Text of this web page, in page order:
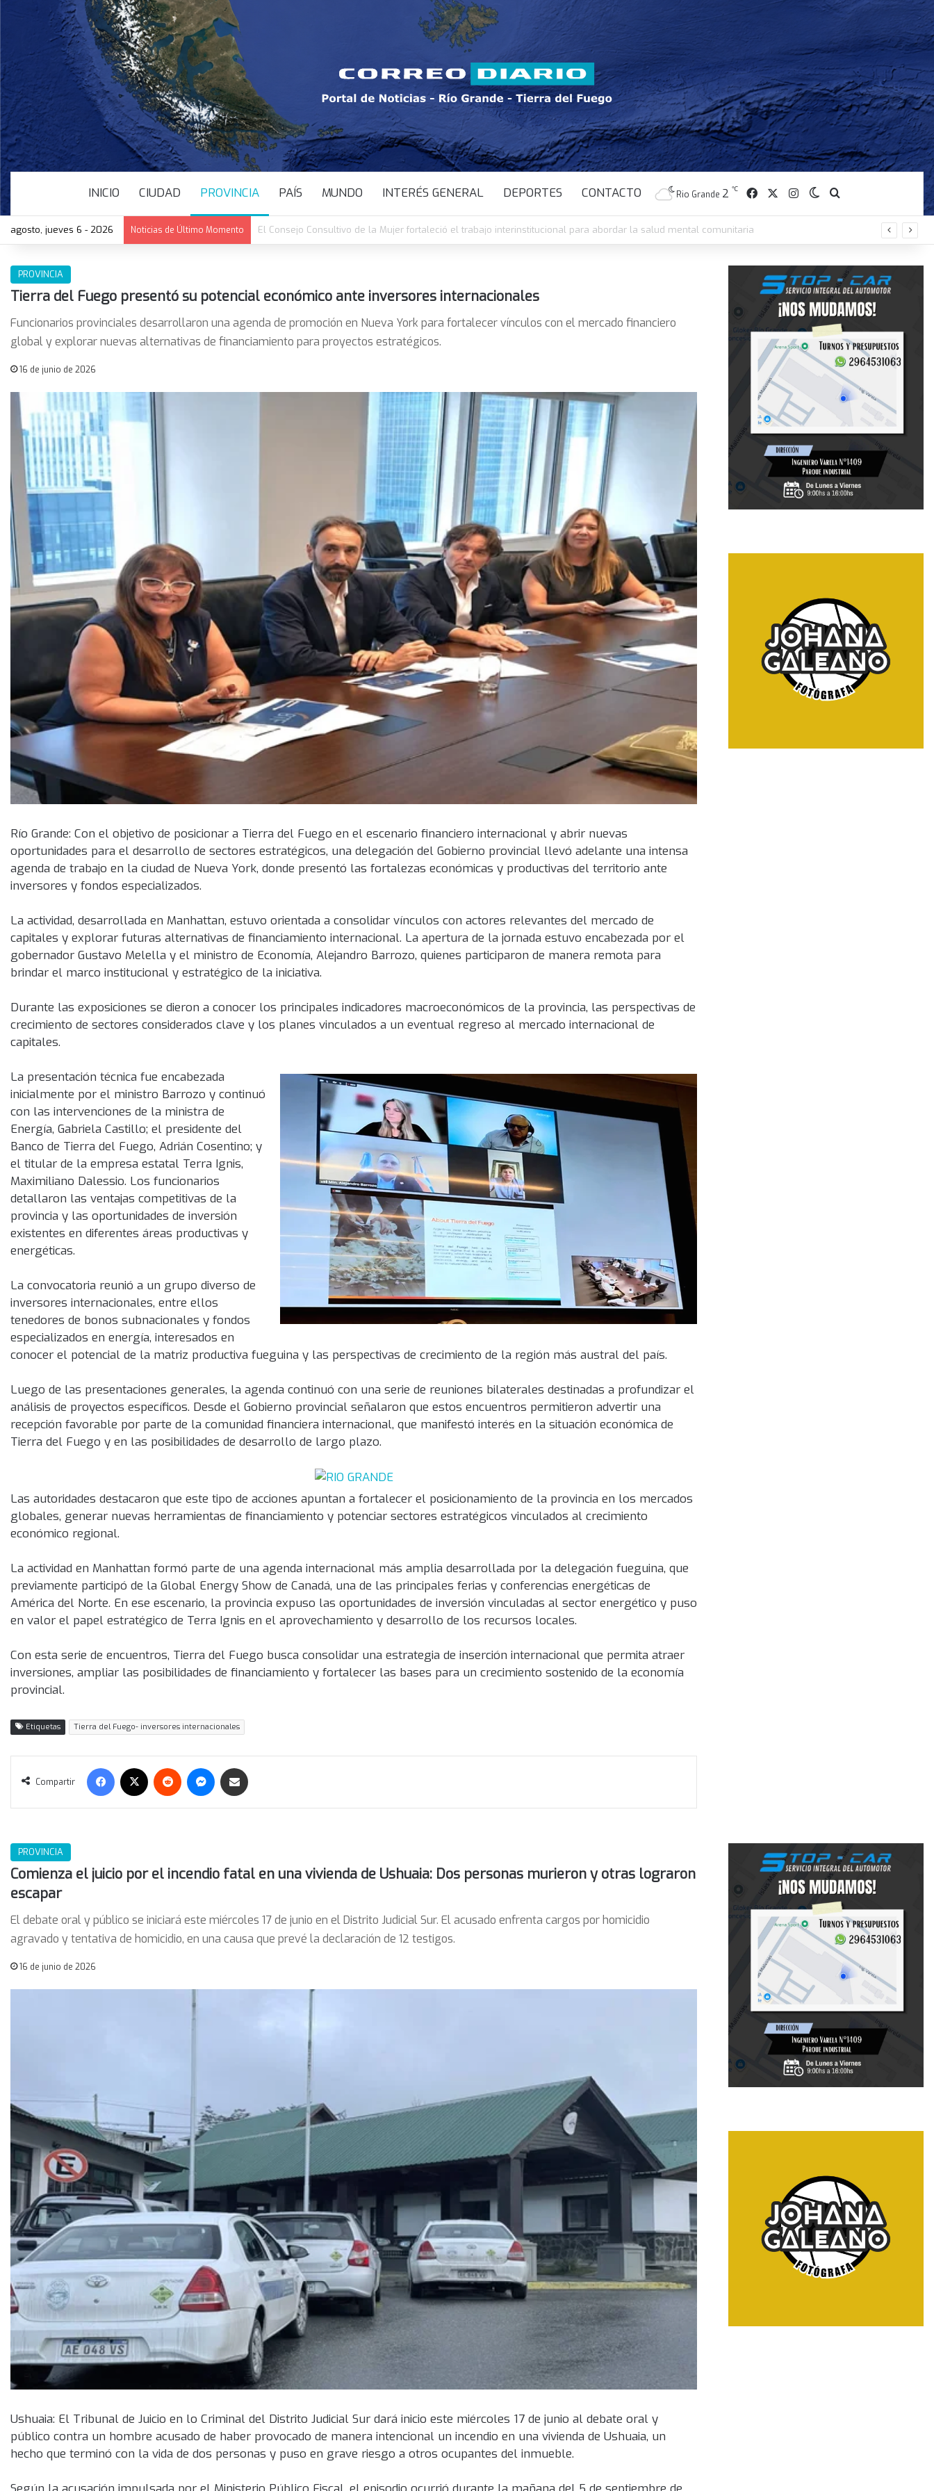
INICIO CIUDAD PROVINCIA PAÍS MUNDO INTERÉS GENERAL DEPORTES CONTACTO Rio Grande 2 ℃ FacebookInstagramSwitch skin
agosto, jueves 6 - 2026 Noticias de Último Momento María Elena Guerrero asumió como nueva jueza del Juzgado de Familia y Minoridad N° 1 de Ushuaia
PROVINCIA
Tierra del Fuego presentó su potencial económico ante inversores internacionales
Funcionarios provinciales desarrollaron una agenda de promoción en Nueva York para fortalecer vínculos con el mercado financiero
global y explorar nuevas alternativas de financiamiento para proyectos estratégicos.
16 de junio de 2026
Río Grande: Con el objetivo de posicionar a Tierra del Fuego en el escenario financiero internacional y abrir nuevas
oportunidades para el desarrollo de sectores estratégicos, una delegación del Gobierno provincial llevó adelante una intensa
agenda de trabajo en la ciudad de Nueva York, donde presentó las fortalezas económicas y productivas del territorio ante
inversores y fondos especializados.
La actividad, desarrollada en Manhattan, estuvo orientada a consolidar vínculos con actores relevantes del mercado de
capitales y explorar futuras alternativas de financiamiento internacional. La apertura de la jornada estuvo encabezada por el
gobernador Gustavo Melella y el ministro de Economía, Alejandro Barrozo, quienes participaron de manera remota para
brindar el marco institucional y estratégico de la iniciativa.
Durante las exposiciones se dieron a conocer los principales indicadores macroeconómicos de la provincia, las perspectivas de
crecimiento de sectores considerados clave y los planes vinculados a un eventual regreso al mercado internacional de
capitales.
La presentación técnica fue encabezada
inicialmente por el ministro Barrozo y continuó
con las intervenciones de la ministra de
Energía, Gabriela Castillo; el presidente del
Banco de Tierra del Fuego, Adrián Cosentino; y
el titular de la empresa estatal Terra Ignis,
Maximiliano Dalessio. Los funcionarios
detallaron las ventajas competitivas de la
provincia y las oportunidades de inversión
existentes en diferentes áreas productivas y
energéticas.
La convocatoria reunió a un grupo diverso de
inversores internacionales, entre ellos
tenedores de bonos subnacionales y fondos
especializados en energía, interesados en
conocer el potencial de la matriz productiva fueguina y las perspectivas de crecimiento de la región más austral del país.
Luego de las presentaciones generales, la agenda continuó con una serie de reuniones bilaterales destinadas a profundizar el
análisis de proyectos específicos. Desde el Gobierno provincial señalaron que estos encuentros permitieron advertir una
recepción favorable por parte de la comunidad financiera internacional, que manifestó interés en la situación económica de
Tierra del Fuego y en las posibilidades de desarrollo de largo plazo.
Las autoridades destacaron que este tipo de acciones apuntan a fortalecer el posicionamiento de la provincia en los mercados
globales, generar nuevas herramientas de financiamiento y potenciar sectores estratégicos vinculados al crecimiento
económico regional.
La actividad en Manhattan formó parte de una agenda internacional más amplia desarrollada por la delegación fueguina, que
previamente participó de la Global Energy Show de Canadá, una de las principales ferias y conferencias energéticas de
América del Norte. En ese escenario, la provincia expuso las oportunidades de inversión vinculadas al sector energético y puso
en valor el papel estratégico de Terra Ignis en el aprovechamiento y desarrollo de los recursos locales.
Con esta serie de encuentros, Tierra del Fuego busca consolidar una estrategia de inserción internacional que permita atraer
inversiones, ampliar las posibilidades de financiamiento y fortalecer las bases para un crecimiento sostenido de la economía
provincial.
Etiquetas Tierra del Fuego- inversores internacionales
Compartir
Facebook Reddit Messenger